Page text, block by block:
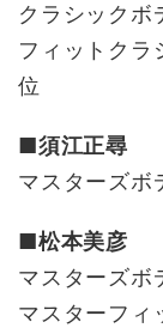
クラシック
フィットク
位
■須江正尋
マスターズ
■松本美彦
マスターズ
マスターフィ